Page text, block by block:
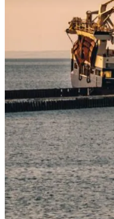
Unterkunft
Mach deine